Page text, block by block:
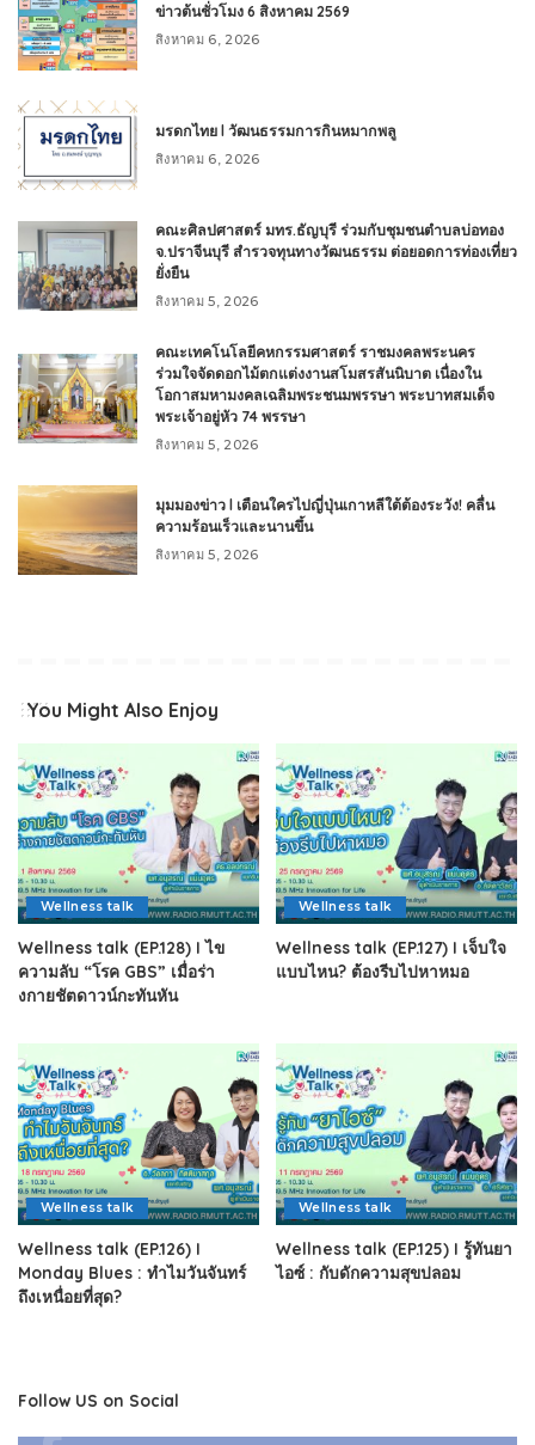
ข่าวต้นชั่วโมง 6 สิงหาคม 2569
สิงหาคม 6, 2026
มรดกไทย l วัฒนธรรมการกินหมากพลู
สิงหาคม 6, 2026
คณะศิลปศาสตร์ มทร.ธัญบุรี ร่วมกับชุมชนตำบลบ่อทอง
จ.ปราจีนบุรี สำรวจทุนทางวัฒนธรรม ต่อยอดการท่องเที่ยว
ยั่งยืน
สิงหาคม 5, 2026
คณะเทคโนโลยีคหกรรมศาสตร์ ราชมงคลพระนคร
ร่วมใจจัดดอกไม้ตกแต่งงานสโมสรสันนิบาต เนื่องใน
โอกาสมหามงคลเฉลิมพระชนมพรรษา พระบาทสมเด็จ
พระเจ้าอยู่หัว 74 พรรษา
สิงหาคม 5, 2026
มุมมองข่าว l เตือนใครไปญี่ปุ่นเกาหลีใต้ต้องระวัง! คลื่น
ความร้อนเร็วและนานขึ้น
สิงหาคม 5, 2026
You Might Also Enjoy
Wellness talk
Wellness talk (EP.128) I ไข
ความลับ “โรค GBS” เมื่อร่า
งกายชัตดาวน์กะทันหัน
Wellness talk
Wellness talk (EP.127) I เจ็บใจ
แบบไหน? ต้องรีบไปหาหมอ
Wellness talk
Wellness talk (EP.126) I
Monday Blues : ทำไมวันจันทร์
ถึงเหนื่อยที่สุด?
Wellness talk
Wellness talk (EP.125) I รู้ทันยา
ไอซ์ : กับดักความสุขปลอม
Follow US on Social